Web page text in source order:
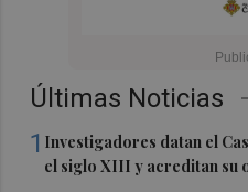
Últimas Noticias
1 Investigadores datan el
el siglo XIII y acreditan su